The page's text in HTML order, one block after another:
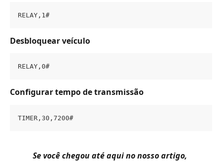
RELAY,1#
Desbloquear veículo
RELAY,0#
Configurar tempo de transmissão
TIMER,30,7200#
Se você chegou até aqui no nosso artigo,